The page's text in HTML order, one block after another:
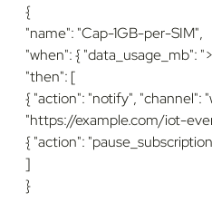
{
"name": "Cap-1GB-per-SIM",
"when": { "data_usage_mb":
"then": [
{ "action": "notify", "channel":
"https://example.com/iot-
{ "action":
]
}